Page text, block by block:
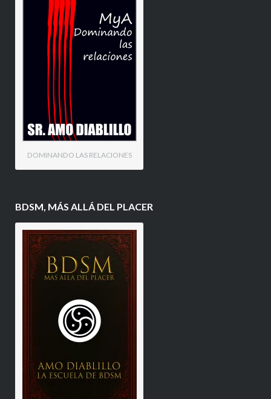
DOMINANDO LAS RELACIONES
BDSM, MÁS ALLÁ DEL PLACER